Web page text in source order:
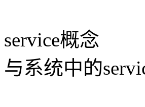
service概念
与系统中的